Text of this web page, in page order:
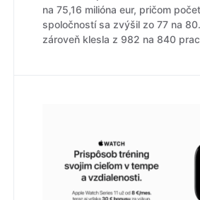
na 75,16 milióna eur, pričom
spoločností sa zvýšil zo 77 na
zároveň klesla z 982 na 840